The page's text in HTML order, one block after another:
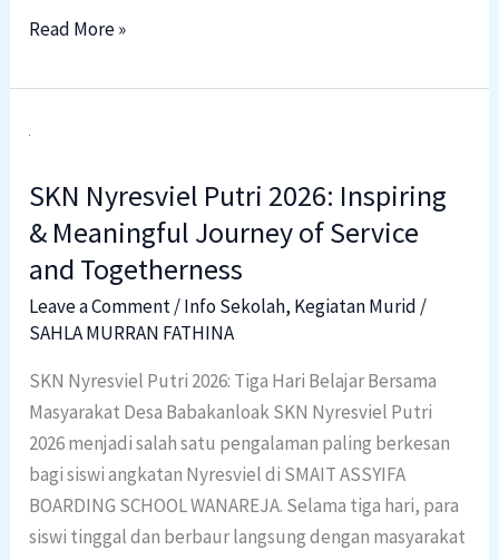
Read More »
SKN Nyresviel Putri 2026: Inspiring
& Meaningful Journey of Service
and Togetherness
Leave a Comment/Info Sekolah, Kegiatan Murid /
SAHLA MURRAN FATHINA
SKN Nyresviel Putri 2026: Tiga Hari Belajar Bersama
Masyarakat Desa Babakanloak SKN Nyresviel Putri
2026 menjadi salah satu pengalaman paling berkesan
bagi siswi angkatan Nyresviel di SMAIT ASSYIFA
BOARDING SCHOOL WANAREJA. Selama tiga hari, para
siswi tinggal dan berbaur langsung dengan masyarakat
SKN
Putri
2026:
Inspiring
&
Meaningful
of
Service
and
Togetherness